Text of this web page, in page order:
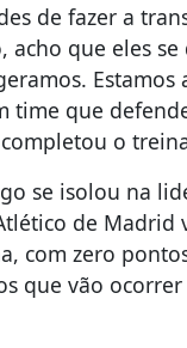
de fazer a
acho que eles
time que
o
se isolou na
de Madrid
com zero
que vão